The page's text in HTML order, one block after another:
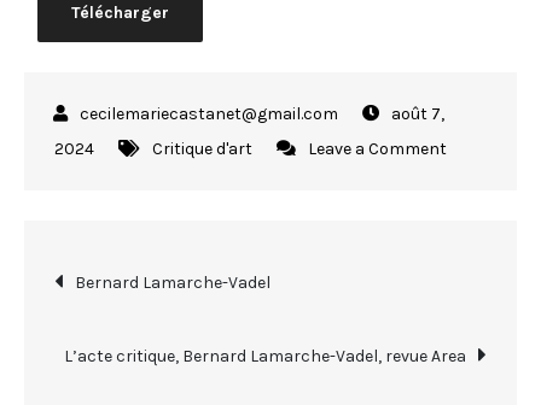
Télécharger
août 7,
2024
Critique d'art Leave a Comment
Navigation
de
Bernard Lamarche-Vadel
L’acte critique, Bernard Lamarche-Vadel, revue Area